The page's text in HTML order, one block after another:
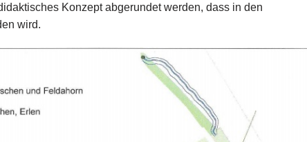
Konzept abgerundet werden, dass in den
wird.